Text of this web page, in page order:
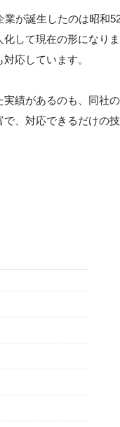
が誕生したのは昭和
して現在の形になり
応しています。
績があるのも、同社
、対応できるだけの